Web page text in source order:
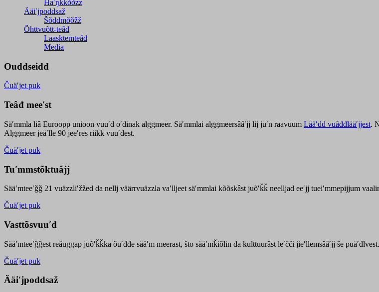
Haʹŋǩǩõõzz
Ääiʹjpoddsaž
Šõddmõõžž
Õhttvuõtt-teâđ
Laasktemteâđ
Media
Ouddseidd
Čuäʹjet puk
Teâđ meeʹst
Säʹmmla liâ Euroopp unioon vuuʹd oʹdinak alggmeer. Säʹmmlai alggmeersââʹjj lij juʹn raavuum Lääʹdd vuâđđlääʹjjest.
Alggmeer jeäʹlle 90 jeeʹres riikk vuuʹdest.
Čuäʹjet puk
Tuʹmmstõktuâjj
Sääʹmteeʹǧǧ 21 vuäzzliʹžžed da nellj väärrvuäzzla vaʹlljeet säʹmmlai kõõskâst juõʹǩǩ neelljad eeʹjj tueiʹmmepijjum
Čuäʹjet puk
Vasttõsvuuʹd
Sääʹmteeʹǧǧest reâuggap juõʹǩǩka õuʹdde sääʹm meerast, što sääʹmǩiõlin da kulttuurâst leʹčči jieʹllemsââʹjj še puäʹđlvest.
Čuäʹjet puk
Ääiʹjpoddsaž